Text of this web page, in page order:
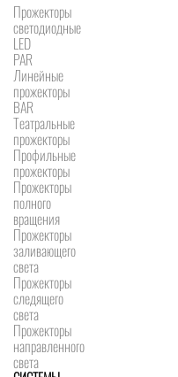
Прожекторы
светодиодные
LED
PAR
Линейные
прожекторы
BAR
Театральные
прожекторы
Профильные
прожекторы
Прожекторы
полного
вращения
Прожекторы
заливающего
света
Прожекторы
следящего
света
Прожекторы
направленного
света